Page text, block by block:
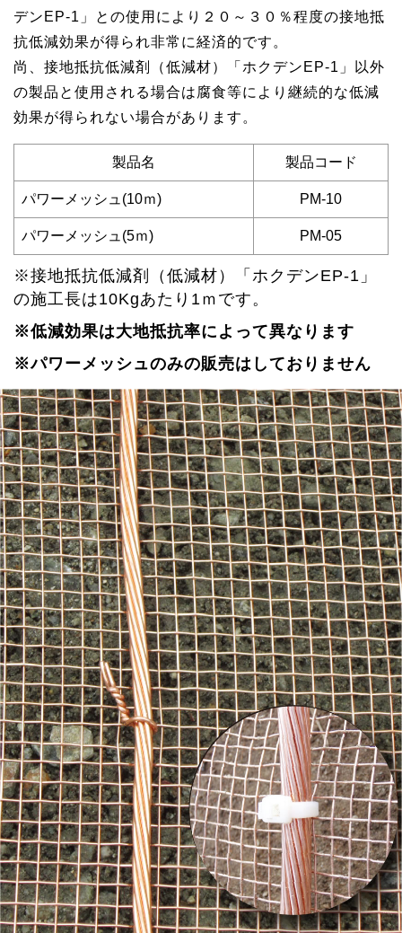
デンEP-1」との使用により２０～３０％程度の接地抵
抗低減効果が得られ非常に経済的です。
尚、接地抵抗低減剤（低減材）「ホクデンEP-1」以外
の製品と使用される場合は腐食等により継続的な低減
効果が得られない場合があります。
製品名 製品コード
パワーメッシュ(10ｍ) PM-10
パワーメッシュ(5ｍ) PM-05
※接地抵抗低減剤（低減材）「ホクデンEP-1」
の施工長は10Kgあたり1ｍです。
※低減効果は大地抵抗率によって異なります
※パワーメッシュのみの販売はしておりません